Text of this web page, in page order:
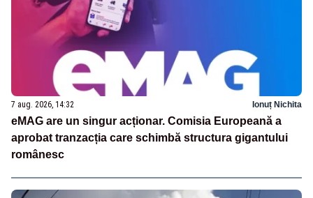
7 aug. 2026, 14:32 Ionuț Nichita
eMAG are un singur acționar. Comisia Europeană a
aprobat tranzacția care schimbă structura gigantului
românesc